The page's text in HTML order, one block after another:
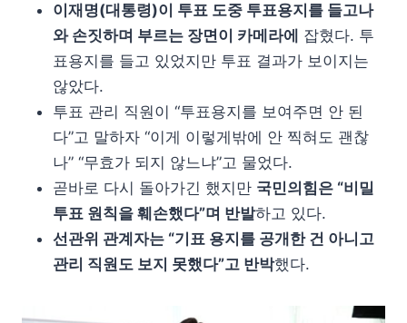
이재명(대통령)이 투표 도중 투표용지를 들고나
와 손짓하며 부르는 장면이 카메라에 잡혔다. 투
표용지를 들고 있었지만 투표 결과가 보이지는
않았다.
투표 관리 직원이 “투표용지를 보여주면 안 된
다”고 말하자 “이게 이렇게밖에 안 찍혀도 괜찮
나” “무효가 되지 않느냐”고 물었다.
곧바로 다시 돌아가긴 했지만 국민의힘은 “비밀
투표 원칙을 훼손했다”며 반발하고 있다.
선관위 관계자는 “기표 용지를 공개한 건 아니고
관리 직원도 보지 못했다”고 반박했다.